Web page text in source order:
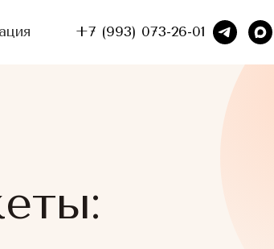
+7 (993) 073-26-01